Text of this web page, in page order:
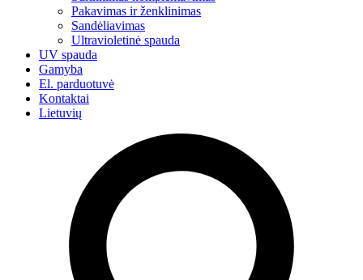
Pakavimas ir ženklinimas
Sandėliavimas
Ultravioletinė spauda
UV spauda
Gamyba
El. parduotuvė
Kontaktai
Lietuvių